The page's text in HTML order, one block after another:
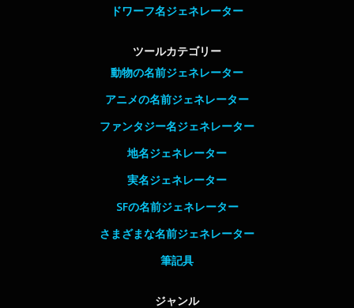
ドワーフ名ジェネレーター
ツールカテゴリー
動物の名前ジェネレーター
アニメの名前ジェネレーター
ファンタジー名ジェネレーター
地名ジェネレーター
実名ジェネレーター
SFの名前ジェネレーター
さまざまな名前ジェネレーター
筆記具
ジャンル